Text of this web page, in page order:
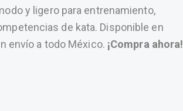
y ligero para entrenamiento,
de kata. Disponible en
envío a todo México. ¡Compra ahora!